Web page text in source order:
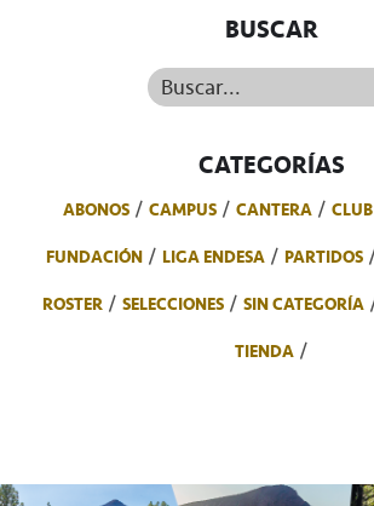
BUSCAR
Buscar...
CATEGORÍAS
ABONOS CAMPUS CANTERA CLUB
FUNDACIÓN
LIGA ENDESA PARTIDOS
ROSTER
SELECCIONES SIN CATEGORÍA
TIENDA